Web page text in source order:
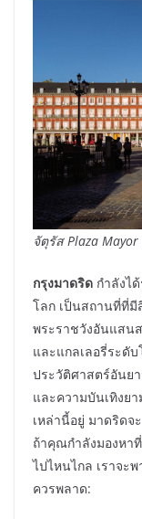
จัตุรัสPlaza Mayor
กรุงมาดริด กำลังไ
โลก เป็นสถานที่ที่มี
พระราชวังอันแสน
และแกลเลอรี่ระดับ
ประวัติศาสตร์อันย
และความบันเทิงย
เหล่านี้อยู่ มาดริด
ถ้าคุณกำลังมองหา
ไปไหนไกล เราจะ
ควรพลาด: